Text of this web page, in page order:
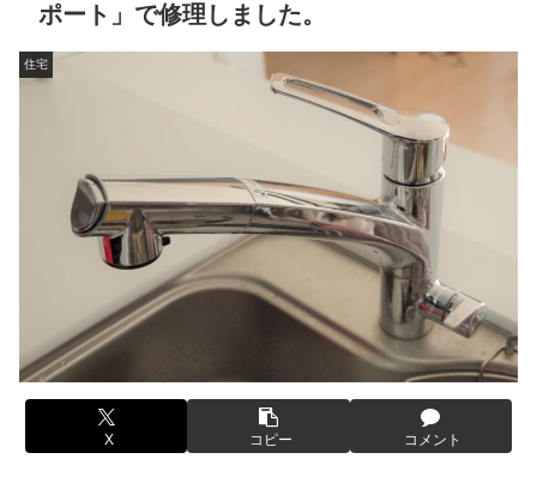
ポート」で修理しました。
住宅
X コピー コメント